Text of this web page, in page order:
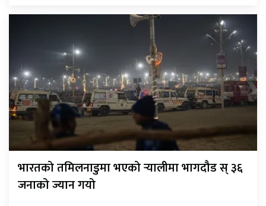
भारतको तमिलनाडुमा भएको र्‍यालीमा भागदौड स् ३६
जनाको ज्यान गयो